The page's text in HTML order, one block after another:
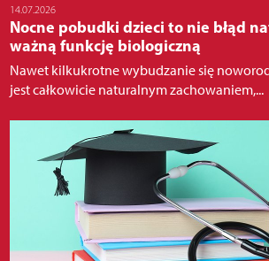
14.07.2026
Nocne pobudki dzieci to nie błąd
ważną funkcję biologiczną
Nawet kilkukrotne wybudzanie się
jest całkowicie naturalnym zachowaniem,...